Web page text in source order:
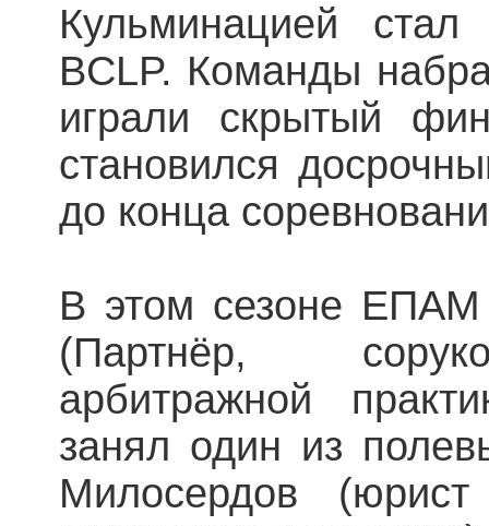
Кульминацией
BCLP. Команды
играли скрытый
становился
до конца
В этом сезоне
(Партнёр,
арбитражной
занял один из
Милосердов